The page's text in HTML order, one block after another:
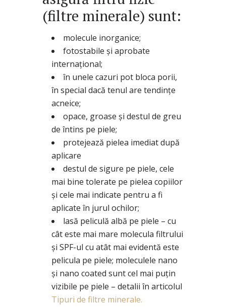
(filtre minerale) sunt:
molecule inorganice;
fotostabile și aprobate
internațional;
în unele cazuri pot bloca porii,
în special dacă tenul are tendințe
acneice;
opace, groase şi destul de greu
de întins pe piele;
protejează pielea imediat după
aplicare
destul de sigure pe piele, cele
mai bine tolerate pe pielea copiilor
și cele mai indicate pentru a fi
aplicate în jurul ochilor;
lasă peliculă albă pe piele – cu
cât este mai mare molecula filtrului
și SPF-ul cu atât mai evidentă este
pelicula pe piele; moleculele nano
și nano coated sunt cel mai puțin
vizibile pe piele – detalii în articolul
Tipuri de filtre minerale.